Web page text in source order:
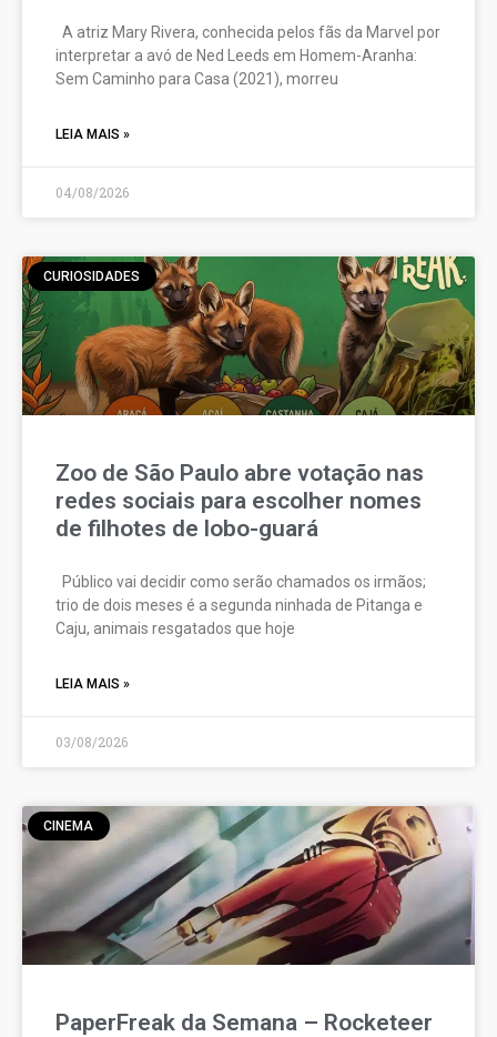
A atriz Mary Rivera, conhecida pelos fãs da Marvel por
interpretar a avó de Ned Leeds em Homem-Aranha:
Sem Caminho para Casa (2021), morreu
LEIA MAIS »
04/08/2026
CURIOSIDADES
Zoo de São Paulo abre votação nas
redes sociais para escolher nomes
de filhotes de lobo-guará
Público vai decidir como serão chamados os irmãos;
trio de dois meses é a segunda ninhada de Pitanga e
Caju, animais resgatados que hoje
LEIA MAIS »
03/08/2026
CINEMA
PaperFreak da Semana – Rocketeer